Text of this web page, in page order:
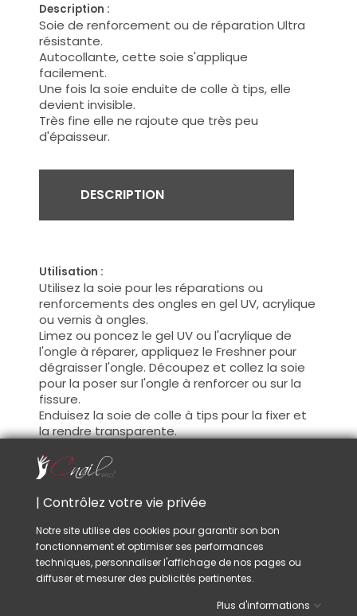
Description :
Soie de renforcement ou de réparation Ultra
résistante.
Autocollante, cette soie s'applique
facilement.
Une fois la soie enduite de colle à tips, elle
devient invisible.
Très fine elle ne rajoute que très peu
d'épaisseur.
DESCRIPTION
Utilisation :
Utilisez la soie pour les réparations ou
renforcements des ongles en gel UV, acrylique
ou vernis à ongles.
Limez ou poncez le gel UV ou l'acrylique de
l'ongle à réparer, appliquez le Freshner pour
dégraisser l'ongle. Découpez et collez la soie
pour la poser sur l'ongle à renforcer ou sur la
fissure.
Enduisez la soie de colle à tips pour la fixer et
la rendre transparente.
bloc dépolissoir ou une lime éponge pour
unifier la surface avant d'appliquer le gel UV,
l'acrylique ou le vernis à ongles.
Dimensions :
Largeur 3cm, longeur 1m.
| Contrôlez votre vie privée
Notre site utilise des cookies pour garantir son bon
fonctionnement et optimiser ses performances
techniques, personnaliser l'affichage de nos pages ou
diffuser et mesurer des publicités pertinentes.
Plus d'informations